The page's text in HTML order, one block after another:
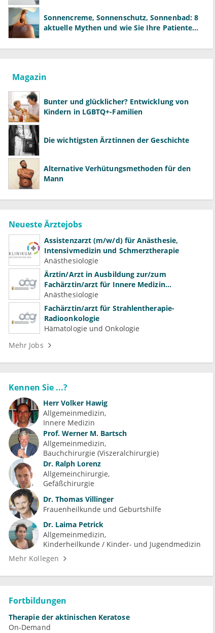
Sonnencreme, Sonnenschutz, Sonnenbad: 8
aktuelle Mythen und wie Sie Ihre Patienten
Magazin
Bunter und glücklicher? Entwicklung von
Kindern in LGBTQ+-Familien
Die wichtigsten Ärztinnen der Geschichte
Alternative Verhütungsmethoden für den
Mann
Neueste Ärztejobs
Assistenzarzt (m/w/d) für Anästhesie,
Intensivmedizin und Schmerztherapie
Anästhesiologie
Ärztin/Arzt in Ausbildung zur/zum
Fachärztin/arzt für Innere Medizin
(Kardiologie, Nephrologie, Intensivmedizin)
Anästhesiologie
Fachärztin/arzt für Strahlentherapie-
Radioonkologie
Hämatologie und Onkologie
Mehr Jobs
Kennen Sie ...?
Herr Volker Hawig
Allgemeinmedizin
Innere Medizin
Prof. Werner M. Bartsch
Allgemeinmedizin
Bauchchirurgie (Viszeralchirurgie)
Dr. Ralph Lorenz
Allgemeinchirurgie
Gefäßchirurgie
Dr. Thomas Villinger
Frauenheilkunde und Geburtshilfe
Dr. Laima Petrick
Allgemeinmedizin
Kinderheilkunde / Kinder- und Jugendmedizin
Mehr Kollegen
Fortbildungen
Therapie der aktinischen Keratose
On-Demand